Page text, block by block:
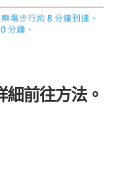
前往方法。